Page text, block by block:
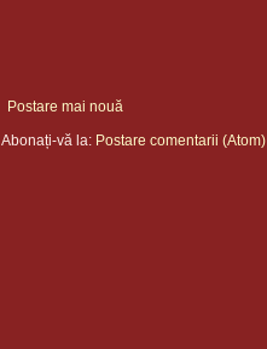
Postare mai nouă
Abonați-vă la: Postare comentarii (Atom)